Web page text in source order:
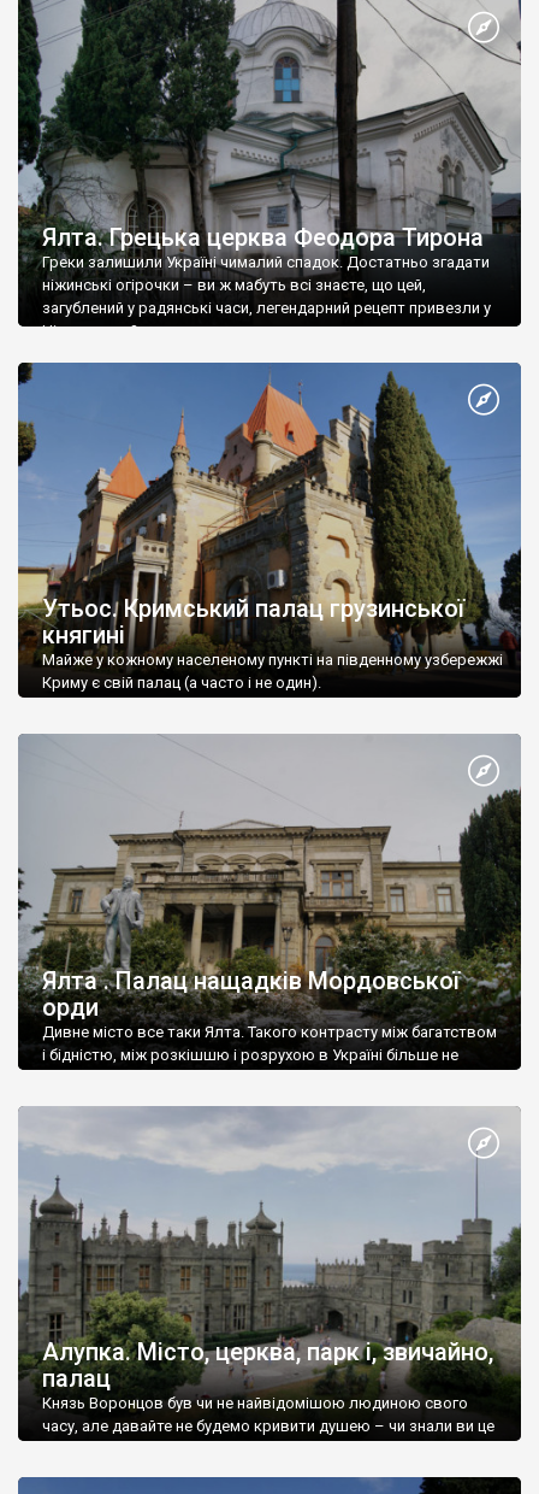
Ялта. Грецька церква Феодора Тирона
Греки залишили Україні чималий спадок. Достатньо згадати
ніжинські огірочки – ви ж мабуть всі знаєте, що цей,
загублений у радянські часи, легендарний рецепт привезли у
Ніжин греки?
Утьос. Кримський палац грузинської
княгині
Майже у кожному населеному пункті на південному узбережжі
Криму є свій палац (а часто і не один).
Ялта . Палац нащадків Мордовської
орди
Дивне місто все таки Ялта. Такого контрасту між багатством
і бідністю, між розкішшю і розрухою в Україні більше не
Алупка. Місто, церква, парк і, звичайно,
палац
Князь Воронцов був чи не найвідомішою людиною свого
часу, але давайте не будемо кривити душею – чи знали ви це